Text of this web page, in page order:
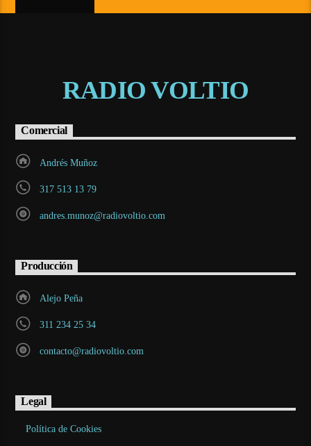
RADIO VOLTIO
Comercial
Andrés Muñoz
317 513 13 79
andres.munoz@radiovoltio.com
Producción
Alejo Peña
311 234 25 34
contacto@radiovoltio.com
Legal
Política de Cookies